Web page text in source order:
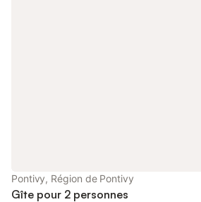
Pontivy, Région de Pontivy
Gîte pour 2 personnes